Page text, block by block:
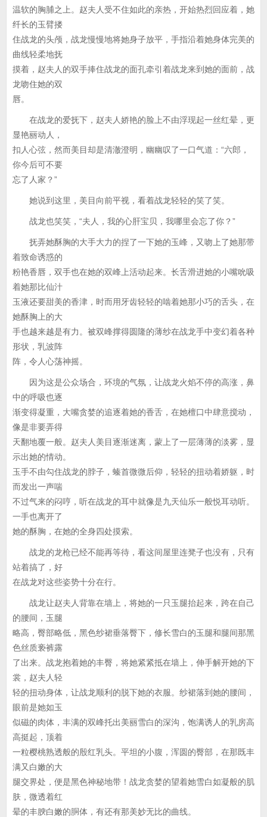
温软的胸脯之上。赵夫人受不住如此的亲热，开始热烈回应着，她
纤长的玉臂搂
住战龙的头颅，战龙慢慢地将她身子放平，手指沿着她身体完美的
曲线轻柔地抚
摸着，赵夫人的双手捧住战龙的面孔牵引着战龙来到她的面前，战
龙吻住她的双
唇。
在战龙的爱抚下，赵夫人娇艳的脸上不由浮现起一丝红晕，更
显艳丽动人，
扣人心弦，然而美目却是清澈澄明，幽幽叹了一口气道：“六郎，
你今后可不要
忘了人家？”
她说到这里，美目向前平视，看着战龙轻轻的笑了笑。
战龙也笑笑，“夫人，我的心肝宝贝，我哪里会忘了你？”
抚弄她酥胸的大手大力的捏了一下她的玉峰，又吻上了她那带
着致命诱惑的
粉艳香唇，双手也在她的双峰上活动起来。长舌滑进她的小嘴吮吸
着她那比仙汁
玉液还要甜美的香津，时而用牙齿轻轻的啮着她那小巧的舌头，在
她酥胸上的大
手也越来越是有力。被双峰撑得圆隆的薄纱在战龙手中变幻着各种
形状，乳波阵
阵，令人心荡神摇。
因为这是公众场合，环境的气氛，让战龙火焰不停的高涨，鼻
中的呼吸也逐
渐变得凝重，大嘴贪婪的追逐着她的香舌，在她檀口中肆意搅动，
像是非要弄得
天翻地覆一般。赵夫人美目逐渐迷离，蒙上了一层薄薄的淡雾，显
示出她的情动。
玉手不由勾住战龙的脖子，螓首微微后仰，轻轻的扭动着娇躯，时
而发出一声喘
不过气来的闷哼，听在战龙的耳中就像是九天仙乐一般悦耳动听。
一手也离开了
她的酥胸，在她的全身四处摸索。
战龙的龙枪已经不能再等待，看这间屋里连凳子也没有，只有
站着搞了，好
在战龙对这些姿势十分在行。
战龙让赵夫人背靠在墙上，将她的一只玉腿抬起来，跨在自己
的腰间，玉腿
略高，臀部略低，黑色纱裙垂落臀下，修长雪白的玉腿和腿间那黑
色丝质亵裤露
了出来。战龙抱着她的丰臀，将她紧紧抵在墙上，伸手解开她的下
裳，赵夫人轻
轻的扭动身体，让战龙顺利的脱下她的衣服。纱裙落到她的腰间，
眼前是她如玉
似磁的肉体，丰满的双峰托出美丽雪白的深沟，饱满诱人的乳房高
高挺起，顶着
一粒樱桃熟透般的殷红乳头。平坦的小腹，浑圆的臀部，在那既丰
满又白嫩的大
腿交界处，便是黑色神秘地带！战龙贪婪的望着她雪白如凝般的肌
肤，微透着红
晕的丰腴白嫩的胴体，有还有那美妙无比的曲线。